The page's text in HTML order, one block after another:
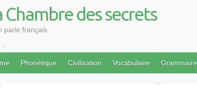
Chambre des secrets
parle français
Phonétique Civilisation Vocabulaire Grammaire